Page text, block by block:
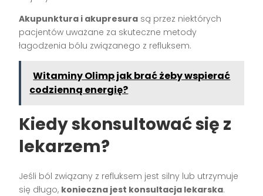
Akupunktura i akupresura są przez niektórych
pacjentów uważane za skuteczne metody
łagodzenia bólu związanego z refluksem.
Witaminy Olimp jak brać żeby wspierać
codzienną energię?
Kiedy skonsultować się z
lekarzem?
Jeśli ból związany z refluksem jest silny lub utrzymuje
się długo, konieczna jest konsultacja lekarska.